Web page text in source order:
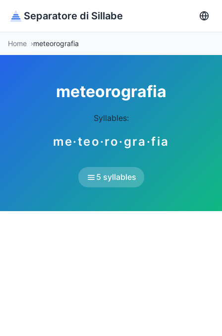
Separatore di Sillabe
Home meteorografia
meteorografia
Syllables:
me·teo·ro·gra·fia
5 syllables